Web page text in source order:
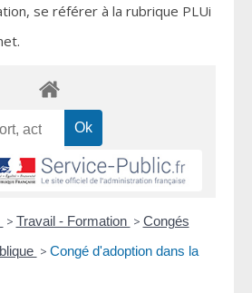
se référer à la rubrique PLUi
> Travail - Formation > Congés
> Congé d'adoption dans la